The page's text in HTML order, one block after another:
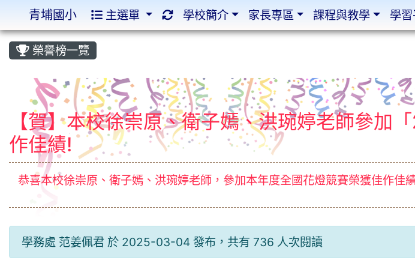
:::
榮譽榜一覽
【賀】本校徐崇原、衛子嫣、洪琬婷老師參加
作佳績!
恭喜本校徐崇原、衛子嫣、洪琬婷老師，參加本年度全國花燈競賽榮獲佳作佳
學務處 范姜佩君 於 2025-03-04 發布，共有 736 人次閱讀
青埔國小 ::: 主選單 學校簡介 家長專區 課程與教學 學